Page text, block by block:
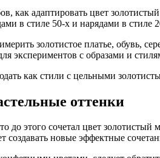
как адаптировать цвет
в стиле 50-х и нарядами в стиле
золотистое платье, обувь,
экспериментов с образами и
как стили с цельными
оттенки
до этого сочетал цвет
создавать новые эффектные